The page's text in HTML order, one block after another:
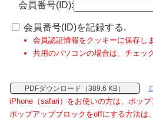
会員番号(ID):
会員番号(ID)を記録する.
会員認証情報をクッキーに保存し
共用のパソコンの場合は、チェッ
PDFダウンロード（389.6 KB）
iPhone（safari）をお使いの方は、ポッ
ポップアップブロックをoffにする方法は、